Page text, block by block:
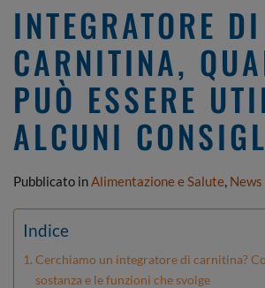
INTEGRATORE DI
CARNITINA,
PUÒ ESSERE
ALCUNI
Pubblicato inAlimentazione e Salute,
Indice
Cerchiamo un integratore di carnitina?
sostanza e le funzioni che svolge